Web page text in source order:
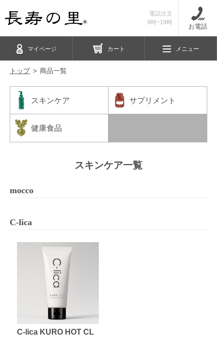
電話注文
9時~19時
お電話
マイページ カート メニュー
トップ 商品一覧
スキンケア サプリメント
健康食品
スキンケア一覧
mocco
C-lica
C-lica KURO HOT CL